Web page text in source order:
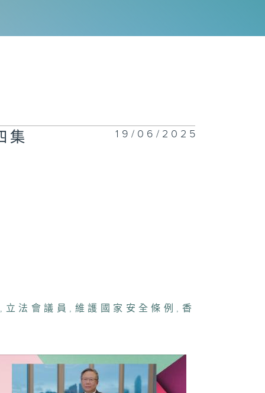
五集
集 19/06/2025
, 立法會議員 , 維護國家安全條例 , 香